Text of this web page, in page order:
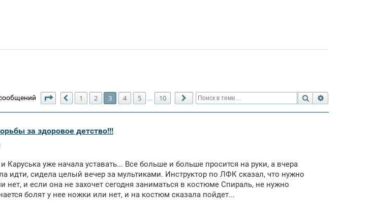
Поиск
Страница из
Пред.
1 2 3 4 5 … 10 След.
за здоровое детство!!!
Каруська уже начала уставать... Все больше и больше просится на руки, а вчера
идти, сидела целый вечер за мультиками. Инструктор по ЛФК сказал, что нужно
нет, и если она не захочет сегодня заниматься в костюме Спираль, не нужно
болят у нее ножки или нет, и на костюм сказала пойдет...